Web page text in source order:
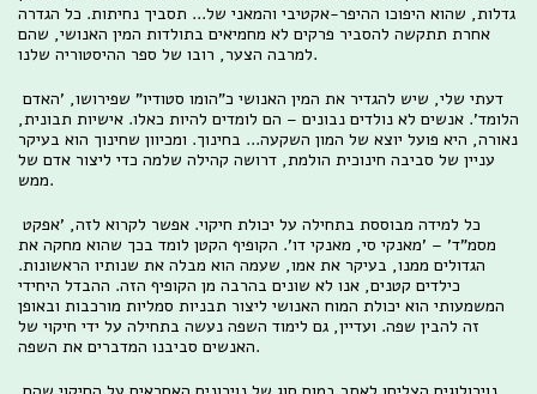
גדלות, שהוא היפוכו ההיפר-אקטיבי והמאני של... תסביך נחיתות. כל הגדרה
אחרת תתקשה להסביר פרקים לא מחמיאים בתולדות המין האנושי, שהם
למרבה הצער, רובו של ספר ההיסטוריה שלנו.
הלומד'. אנשים לא נולדים נבונים – הם לומדים להיות כאלו. אישיות תבונית,
נאורה, היא פועל יוצא של המון השקעה... בחינוך. ומכיוון שחינוך הוא בעיקר
עניין של סביבה חינוכית הולמת, דרושה קהילה שלמה כדי ליצור אדם של
ממש.
מסמ"ד' – 'מאנקי סי, מאנקי דו'. הקופיף הקטן לומד בכך שהוא מחקה את
הגדולים ממנו, בעיקר את אמו, שעמה הוא מבלה את שנותיו הראשונות.
כילדים קטנים, אנו לא שונים בהרבה מן הקופיף הזה. ההבדל היחידי
המשמעותי הוא יכולת המוח האנושי ליצור תבניות סמליות מורכבות ובאופן
זה להבין שפה. ועדיין, גם לימוד השפה נעשה בתחילה על ידי חיקוי של
האנשים סביבנו המדברים את השפה.